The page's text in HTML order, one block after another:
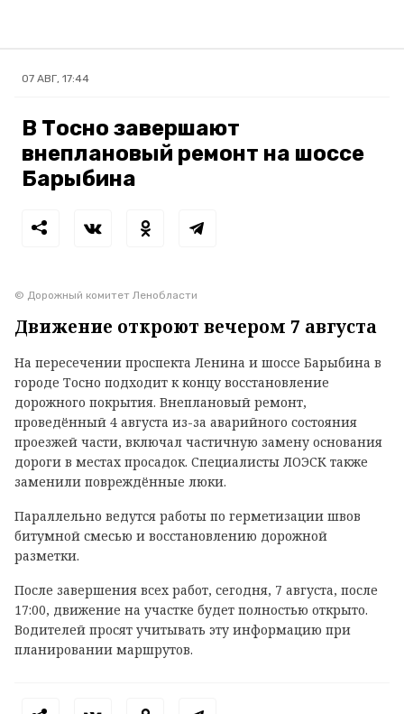
07 АВГ, 17:44
В Тосно завершают
внеплановый ремонт на шоссе
Барыбина
© Дорожный комитет Ленобласти
Движение откроют вечером 7 августа
На пересечении проспекта Ленина и шоссе Барыбина в
городе Тосно подходит к концу восстановление
дорожного покрытия. Внеплановый ремонт,
проведённый 4 августа из-за аварийного состояния
проезжей части, включал частичную замену основания
дороги в местах просадок. Специалисты ЛОЭСК также
заменили повреждённые люки.
Параллельно ведутся работы по герметизации швов
битумной смесью и восстановлению дорожной
разметки.
После завершения всех работ, сегодня, 7 августа, после
17:00, движение на участке будет полностью открыто.
Водителей просят учитывать эту информацию при
планировании маршрутов.